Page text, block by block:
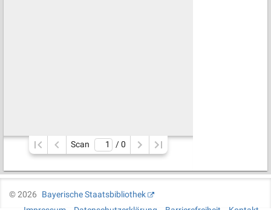
Scan / 0
©2026
Bayerische Staatsbibliothek